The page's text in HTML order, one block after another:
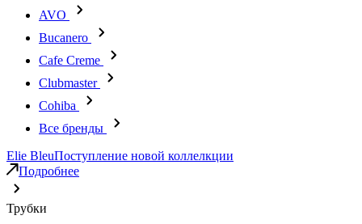
AVO
Bucanero
Cafe Creme
Clubmaster
Cohiba
Все бренды
Elie BleuПоступление новой коллелкции
Подробнее
Трубки